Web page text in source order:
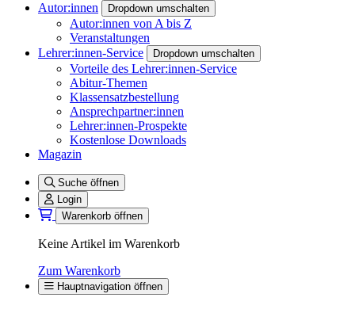
Autor:innen
Dropdown umschalten
Autor:innen von A bis Z
Veranstaltungen
Lehrer:innen-Service
Dropdown umschalten
Vorteile des Lehrer:innen-Service
Abitur-Themen
Klassensatzbestellung
Ansprechpartner:innen
Lehrer:innen-Prospekte
Kostenlose Downloads
Magazin
Suche öffnen
Login
Warenkorb öffnen
Keine Artikel im Warenkorb
Zum Warenkorb
Hauptnavigation öffnen